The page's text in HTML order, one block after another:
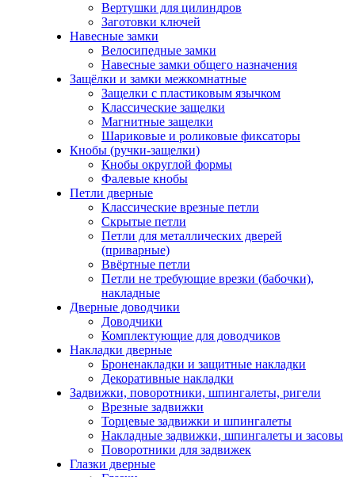
Вертушки для цилиндров
Заготовки ключей
Навесные замки
Велосипедные замки
Навесные замки общего назначения
Защёлки и замки межкомнатные
Защелки с пластиковым язычком
Классические защелки
Магнитные защелки
Шариковые и роликовые фиксаторы
Кнобы (ручки-защелки)
Кнобы округлой формы
Фалевые кнобы
Петли дверные
Классические врезные петли
Скрытые петли
Петли для металлических дверей
(приварные)
Ввёртные петли
Петли не требующие врезки (бабочки),
накладные
Дверные доводчики
Доводчики
Комплектующие для доводчиков
Накладки дверные
Броненакладки и защитные накладки
Декоративные накладки
Задвижки, поворотники, шпингалеты, ригели
Врезные задвижки
Торцевые задвижки и шпингалеты
Накладные задвижки, шпингалеты и засовы
Поворотники для задвижек
Глазки дверные